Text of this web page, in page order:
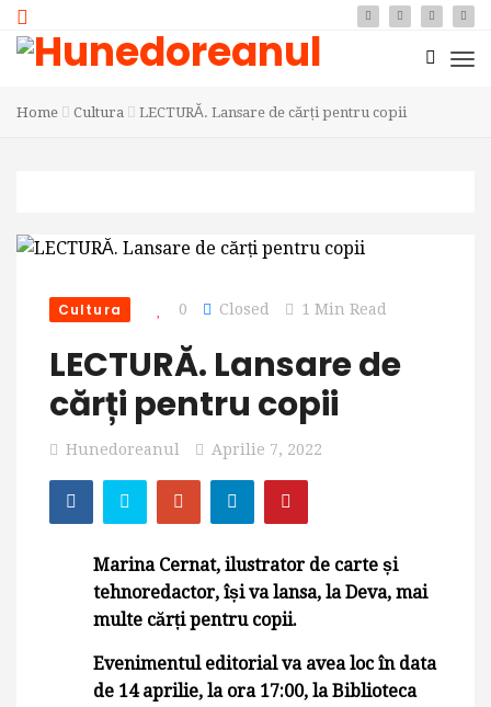
Home Cultura LECTURĂ. Lansare de cărți pentru copii
Cultura 0 Closed 1 Min Read
LECTURĂ. Lansare de
cărți pentru copii
Hunedoreanul Aprilie 7, 2022
Marina Cernat, ilustrator de carte și
tehnoredactor, își va lansa, la Deva, mai
multe cărți pentru copii.
Evenimentul editorial va avea loc în data
de 14 aprilie, la ora 17:00, la Biblioteca